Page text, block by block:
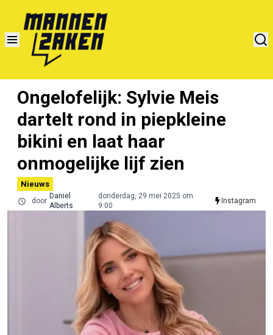
Ongelofelijk: Sylvie Meis
dartelt rond in piepkleine
bikini en laat haar
onmogelijke lijf zien
Nieuws
door
Daniel
Alberts
donderdag, 29 mei 2025 om
9:00
Instagram